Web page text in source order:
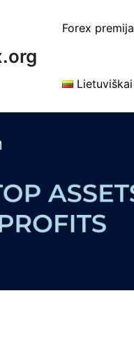
Forex premija
Lietuviškai